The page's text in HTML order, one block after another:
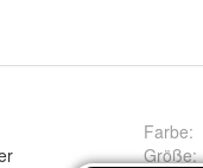
Farbe:
Größe: